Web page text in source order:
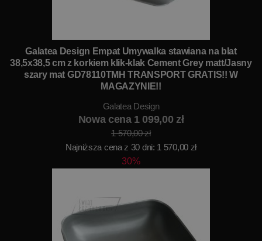
Galatea Design Empat Umywalka stawiana na blat
38,5x38,5 cm z korkiem klik-klak Cement Grey matt/Jasny
szary mat GD78110TMH TRANSPORT GRATIS!! W
MAGAZYNIE!!
Galatea Design
Nowa cena 1 099,00 zł
1 570,00 zł
Najniższa cena z 30 dni: 1 570,00 zł
30%